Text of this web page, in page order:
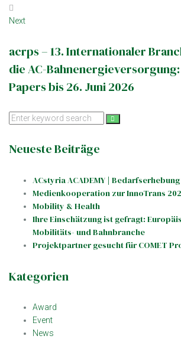
Next
Next
acrps – 13. Internationaler
die AC-
Papers bis 26. Juni 2026
Search
Neueste Beiträge
ACstyria ACADEMY | Bedarfserhebung
Medienkooperation zur InnoTrans
Mobility & Health
Ihre Einschätzung ist gefragt:
Mobilitäts- und Bahnbranche
Projektpartner gesucht für COMET
Kategorien
Award
Event
News